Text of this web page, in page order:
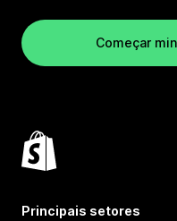
Começar
Principais setores